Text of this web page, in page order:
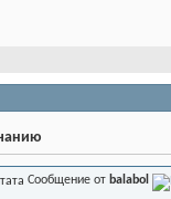
Сообщение от balabol